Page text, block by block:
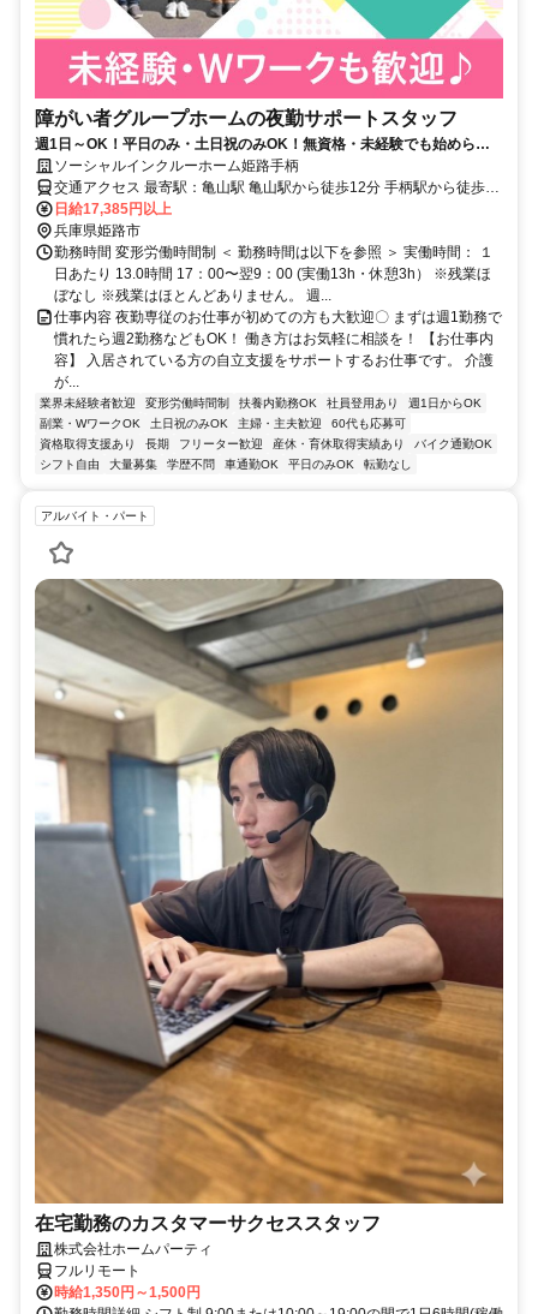
障がい者グループホームの夜勤サポートスタッフ
週1日～OK！平日のみ・土日祝のみOK！無資格・未経験でも始められ
ます。目の前の人に喜んでいただくことに、一生懸命になれる仕事で
す。
ソーシャルインクルーホーム姫路手柄
交通アクセス 最寄駅：亀山駅 亀山駅から徒歩12分 手柄駅から徒歩13
分
日給17,385円以上
兵庫県姫路市
勤務時間 変形労働時間制 ＜ 勤務時間は以下を参照 ＞ 実働時間： １
日あたり 13.0時間 17：00〜翌9：00 (実働13h・休憩3h） ※残業ほ
ぼなし ※残業はほとんどありません。 週...
仕事内容 夜勤専従のお仕事が初めての方も大歓迎〇 まずは週1勤務で
慣れたら週2勤務などもOK！ 働き方はお気軽に相談を！ 【お仕事内
容】 入居されている方の自立支援をサポートするお仕事です。 介護
が...
業界未経験者歓迎 変形労働時間制 扶養内勤務OK 社員登用あり
週1日からOK
副業・WワークOK
土日祝のみOK 主婦・主夫歓迎
60代も応募可
資格取得支援あり
長期 フリーター歓迎 産休・育休取得実績あり
バイク通勤OK
シフト自由
大量募集 学歴不問 車通勤OK 平日のみOK 転勤なし
アルバイト・パート
在宅勤務のカスタマーサクセススタッフ
株式会社ホームパーティ
フルリモート
時給1,350円～1,500円